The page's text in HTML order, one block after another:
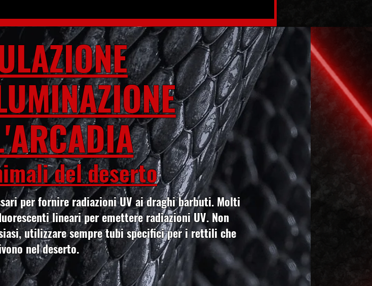
del deserto
per fornire radiazioni UV ai draghi barbuti. Molti
lineari per emettere radiazioni UV. Non
utilizzare sempre tubi specifici per i rettili che
nel deserto.